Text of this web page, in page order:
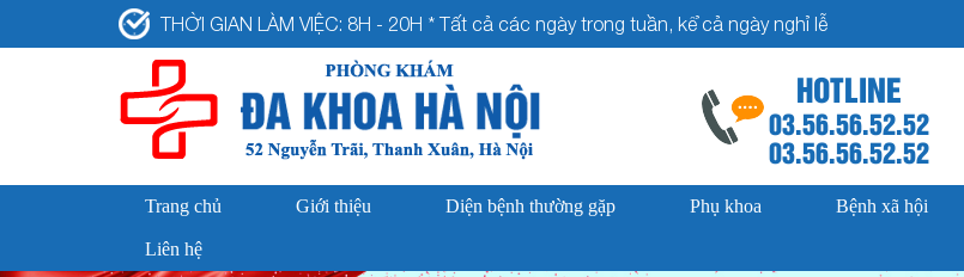
THỜI GIAN LÀM VIỆC: 8H - 20H * Tất cả các ngày trong tuần, kể cả ngày nghỉ lễ
HOTLINE
03.56.56.52.52
03.56.56.52.52
Trang chủ Giới thiệu Diện bệnh thường gặp Phụ khoa Bệnh xã hội
Liên hệ